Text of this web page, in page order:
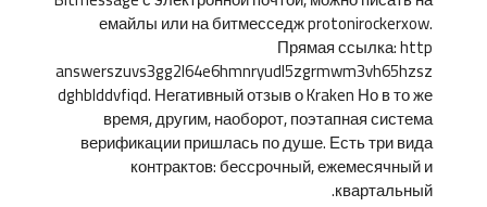
емайлы или на битмесседж protonirockerxow.
Прямая ссылка: http
answerszuvs3gg2l64e6hmnryudl5zgrmwm3vh65hzsz
dghblddvfiqd. Негативный отзыв о Kraken Но в то же
время, другим, наоборот, поэтапная система
верификации пришлась по душе. Есть три вида
контрактов: бессрочный, ежемесячный и
квартальный.